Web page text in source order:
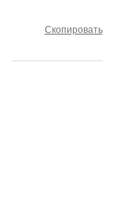
Скопировать